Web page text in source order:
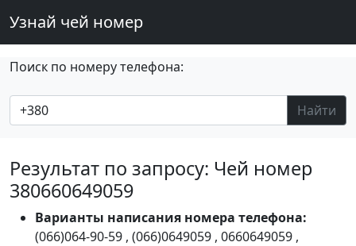
Узнай чей номер
Поиск по номеру телефона:
Найти
Результат по запросу: Чей номер
380660649059
Варианты написания номера телефона:
(066)064-90-59 , (066)0649059 , 0660649059 ,